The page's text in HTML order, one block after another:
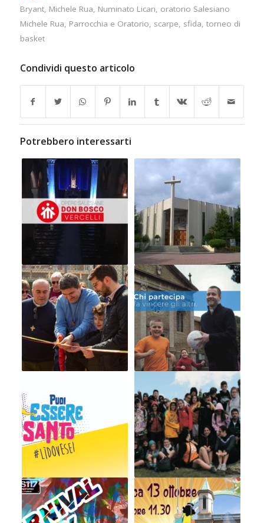
Bryant, Michele Rua, Numinato Licari, oratorio Salesiano
Michele Rua, Parrocchia e Oratorio, scarpe, sfida, torneo di
basket
Condividi questo articolo
Potrebbero interessarti